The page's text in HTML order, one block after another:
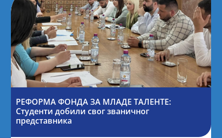
РЕФОРМА ФОНДА ЗА МЛАДЕ ТАЛЕНТЕ:
Студенти добили свог званичног
представника